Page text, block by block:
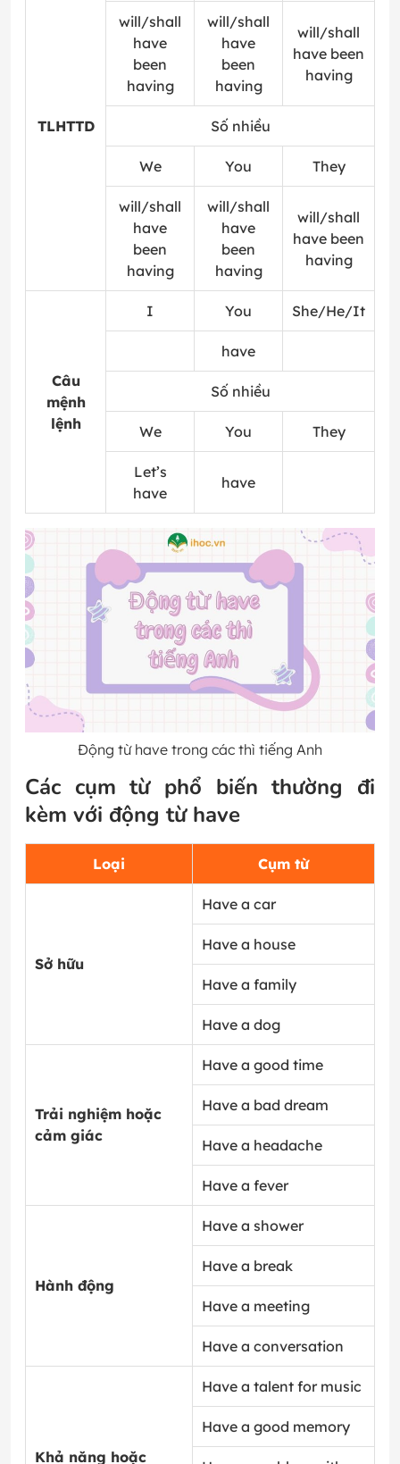
TLHTTD
will/shall
have
been
having
will/shall
have
been
having
will/shall
have been
having
Số nhiều
We You They
will/shall
have
been
having
will/shall
have
been
having
will/shall
have been
having
Câu
mệnh
lệnh
I You She/He/It
have
Số nhiều
We You They
Let’s
have
have
Động từ have trong các thì tiếng Anh
Các cụm từ phổ biến thường đi
kèm với động từ have
Loại Cụm từ
Sở hữu
Have a car
Have a house
Have a family
Have a dog
Trải nghiệm hoặc
cảm giác
Have a good time
Have a bad dream
Have a headache
Have a fever
Hành động
Have a shower
Have a break
Have a meeting
Have a conversation
Khả năng hoặc
Have a talent for music
Have a good memory